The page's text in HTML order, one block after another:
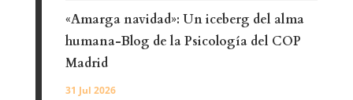
«Amarga navidad»: Un iceberg del alma
humana-Blog de la Psicología del COP
Madrid
31 Jul 2026